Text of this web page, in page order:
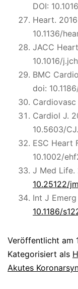
DOI:
Heart.
10.1136/
JACC
10.1016/
BMC
doi:
Cardiovasc
Cardiol J.
10.5603/
ESC Heart
10.1002/
J Med Life.
10.25122/
Int J
10.1186/
Veröffentlicht am
Kategorisiert als
Akutes